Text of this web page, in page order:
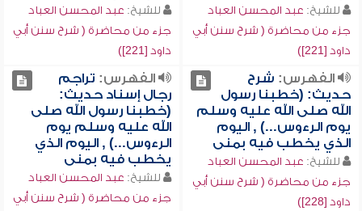
للشيخ: عبد المحسن العباد
جزء من محاضرة ( شرح سنن أبي
داود [221])
للشيخ: عبد المحسن العباد
جزء من محاضرة ( شرح سنن أبي
داود [221])
الفهرس: شرح
حديث: (خطبنا رسول
الله صلى الله عليه وسلم
يوم الرءوس...) , اليوم
الذي يخطب فيه بمنى
للشيخ: عبد المحسن العباد
جزء من محاضرة ( شرح سنن أبي
داود [228])
الفهرس: تراجم
رجال إسناد حديث:
(خطبنا رسول الله صلى
الله عليه وسلم يوم
الرءوس...) , اليوم الذي
يخطب فيه بمنى
للشيخ: عبد المحسن العباد
جزء من محاضرة ( شرح سنن أبي